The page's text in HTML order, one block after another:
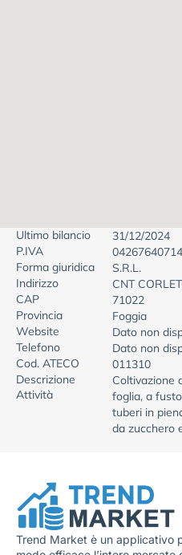
Ultimo bilancio
31/12/2024
P.IVA
04267640714
Forma giuridica
S.R.L.
Indirizzo
CNT
CAP
71022
Provincia
Foggia
Website
Dato non
Telefono
Dato non
Cod. ATECO
011310
Descrizione
Attività
Coltivazione
foglia, a
tuberi in
da zucchero
Trend Market è un applicativo